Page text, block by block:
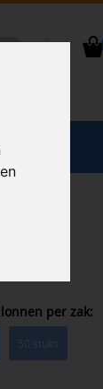
per zak:
50 stuks